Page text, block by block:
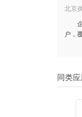
北京
户，
同类